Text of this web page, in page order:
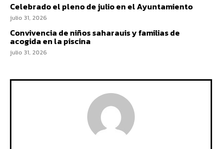
Celebrado el pleno de julio en el Ayuntamiento
julio 31, 2026
Convivencia de niños saharauis y familias de
acogida en la piscina
julio 31, 2026